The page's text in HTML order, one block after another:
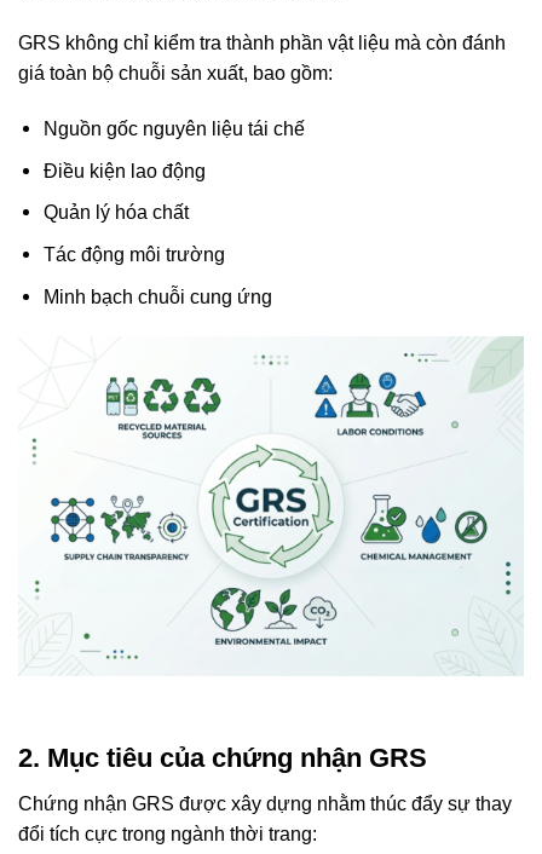
GRS không chỉ kiểm tra thành phần vật liệu mà còn đánh
giá toàn bộ chuỗi sản xuất, bao gồm:
Nguồn gốc nguyên liệu tái chế
Điều kiện lao động
Quản lý hóa chất
Tác động môi trường
Minh bạch chuỗi cung ứng
2. Mục tiêu của chứng nhận GRS
Chứng nhận GRS được xây dựng nhằm thúc đẩy sự thay
đổi tích cực trong ngành thời trang: